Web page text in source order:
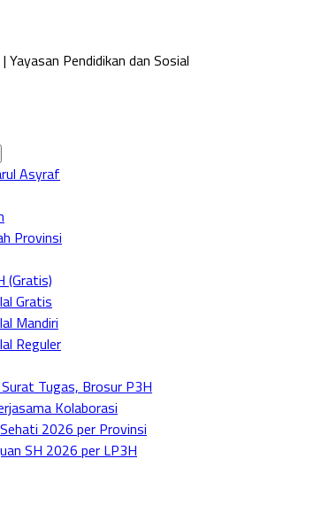
Pendidikan dan Sosial
Asyraf
Provinsi
(Gratis)
Gratis
Mandiri
Reguler
Tugas, Brosur P3H
Kolaborasi
2026 per Provinsi
SH 2026 per LP3H